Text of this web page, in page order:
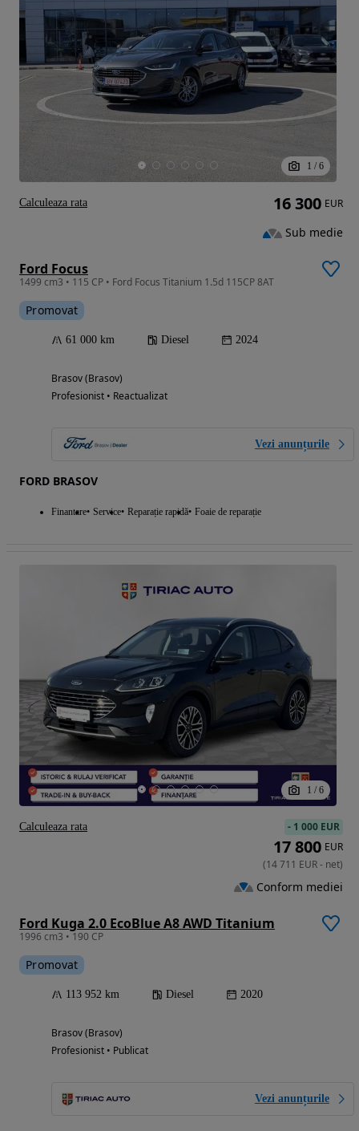
1 / 6
Ford Focus
1499 cm3 • 115 CP • Ford Focus Titanium 1.5d 115CP 8AT
Promovat
61 000 km Diesel 2024
Brasov (Brasov)
Profesionist • Reactualizat
Vezi anunțurile
FORD BRASOV
Finantare Service Reparație rapidă Foaie de reparație
16 300 EUR
Sub medie
Calculeaza rata
1 / 6
Ford Kuga 2.0 EcoBlue A8 AWD Titanium
1996 cm3 • 190 CP
Promovat
113 952 km Diesel 2020
Brasov (Brasov)
Profesionist • Publicat
Vezi anunțurile
- 1 000 EUR
17 800 EUR
(14 711 EUR- net)
Conform mediei
Calculeaza rata